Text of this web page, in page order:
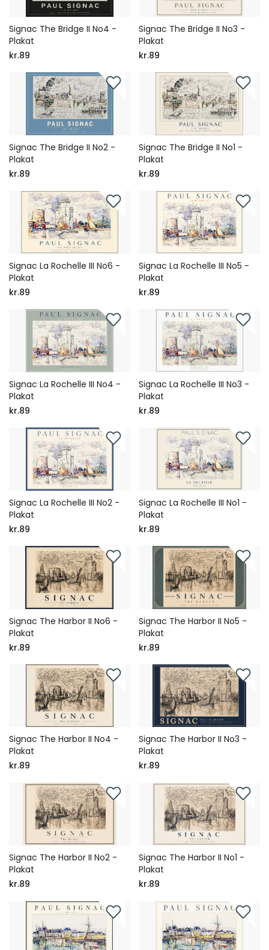
Signac The Bridge II No4 -
Plakat
kr.89
Signac The Bridge II No3 -
Plakat
kr.89
Signac The Bridge II No2 -
Plakat
kr.89
Signac The Bridge II No1 -
Plakat
kr.89
Signac La Rochelle III No6 -
Plakat
kr.89
Signac La Rochelle III No5 -
Plakat
kr.89
Signac La Rochelle III No4 -
Plakat
kr.89
Signac La Rochelle III No3 -
Plakat
kr.89
Signac La Rochelle III No2 -
Plakat
kr.89
Signac La Rochelle III No1 -
Plakat
kr.89
Signac The Harbor II No6 -
Plakat
kr.89
Signac The Harbor II No5 -
Plakat
kr.89
Signac The Harbor II No4 -
Plakat
kr.89
Signac The Harbor II No3 -
Plakat
kr.89
Signac The Harbor II No2 -
Plakat
kr.89
Signac The Harbor II No1 -
Plakat
kr.89